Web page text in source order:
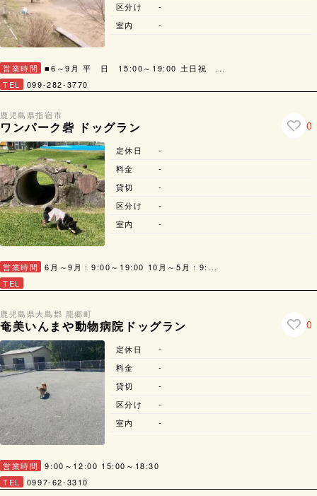
営業時間
■6～9月 平 日 15:00～19:00 土日祝 ...
TEL
099-282-3770
区分け
-
室内
-
鹿児島県指宿市
ワンパーク砦 ドッグラン 0
営業時間
6月～9月：9:00～19:00 10月～5月：9:...
TEL
定休日
-
料金
-
貸切
-
区分け
-
室内
-
鹿児島県大島郡 龍郷町
奄美いんまや動物病院ドッグラン 0
営業時間 9:00～12:00 15:00～18:30
TEL
0997-62-3310
定休日
-
料金
-
貸切
-
区分け
-
室内
-